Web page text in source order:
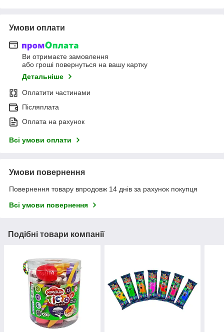
Умови оплати
Ви отримаєте замовлення
або гроші повернуться на вашу картку
Детальніше
Оплатити частинами
Післяплата
Оплата на рахунок
Всі умови оплати
Умови повернення
Повернення товару впродовж 14 днів за рахунок покупця
Всі умови повернення
Подібні товари компанії